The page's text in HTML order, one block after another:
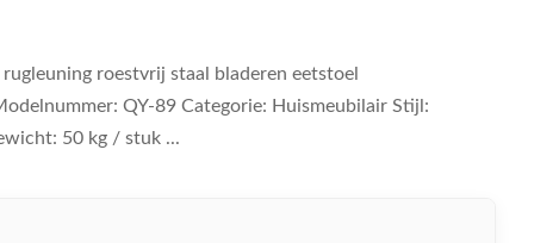
roestvrij staal bladeren eetstoel
QY-89 Categorie: Huismeubilair Stijl:
50 kg / stuk ...